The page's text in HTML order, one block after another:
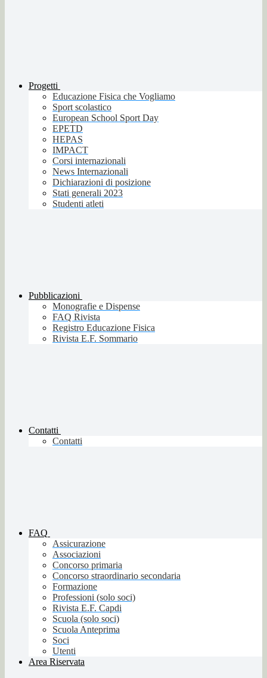
Progetti
Educazione Fisica che Vogliamo
Sport scolastico
European School Sport Day
EPETD
HEPAS
IMPACT
Corsi internazionali
News Internazionali
Dichiarazioni di posizione
Stati generali 2023
Studenti atleti
Pubblicazioni
Monografie e Dispense
FAQ Rivista
Registro Educazione Fisica
Rivista E.F. Sommario
Contatti
Contatti
FAQ
Assicurazione
Associazioni
Concorso primaria
Concorso straordinario secondaria
Formazione
Professioni (solo soci)
Rivista E.F. Capdi
Scuola (solo soci)
Scuola Anteprima
Soci
Utenti
Area Riservata